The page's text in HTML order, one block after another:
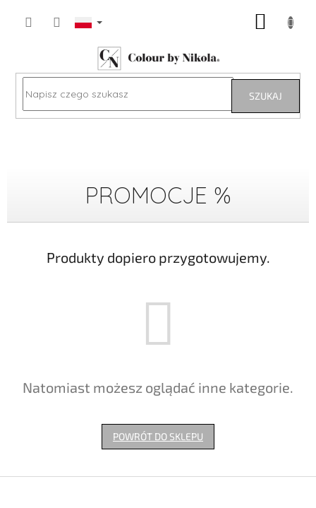
SZUKAJ
PROMOCJE %
Produkty dopiero przygotowujemy.
Natomiast możesz oglądać inne kategorie.
POWRÓT DO SKLEPU